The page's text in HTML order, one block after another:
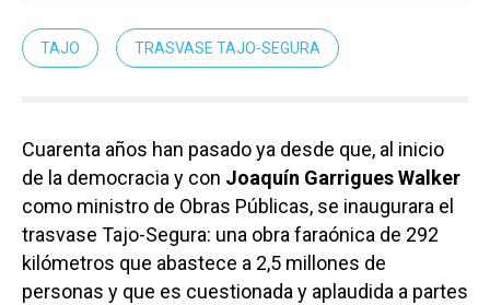
TAJO TRASVASE TAJO-SEGURA
Cuarenta años han pasado ya desde que, al inicio
de la democracia y con Joaquín Garrigues Walker
como ministro de Obras Públicas, se inaugurara el
trasvase Tajo-Segura: una obra faraónica de 292
kilómetros que abastece a 2,5 millones de
personas y que es cuestionada y aplaudida a partes